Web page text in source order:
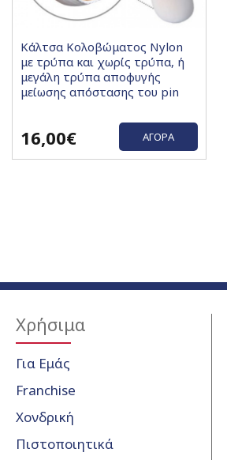
Κάλτσα Κολοβώματος Nylon
με τρύπα και χωρίς τρύπα, ή
μεγάλη τρύπα αποφυγής
μείωσης απόστασης του pin
16,00€ ΑΓΟΡΆ
Χρήσιμα
Για Εμάς
Franchise
Χονδρική
Πιστοποιητικά